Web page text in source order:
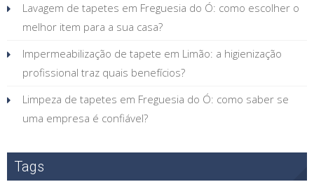
Lavagem de tapetes em Freguesia do Ó: como escolher o
melhor item para a sua casa?
Impermeabilização de tapete em Limão: a higienização
profissional traz quais benefícios?
Limpeza de tapetes em Freguesia do Ó: como saber se
uma empresa é confiável?
Tags